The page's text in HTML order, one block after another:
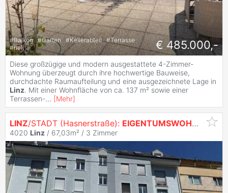
#Balkon #Garten #Kellerabteil #Terrasse
#hell € 485.000,-
Diese großzügige und modern ausgestattete 4-Zimmer-
Wohnung überzeugt durch ihre hochwertige Bauweise,
durchdachte Raumaufteilung und eine ausgezeichnete Lage in
Linz. Mit einer Wohnfläche von ca. 137 m² sowie einer
Terrassen-... [Mehr]
LINZ/STADT (Hasnerstraße): EIGENTUMSWOHNUNG
4020 Linz / 67,03m² / 3 Zimmer